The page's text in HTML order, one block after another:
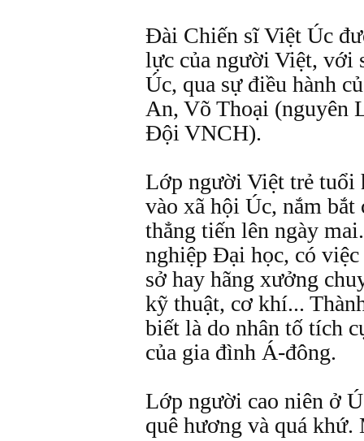
Đài Chiến sĩ Việt Úc
lực của người Việt, với
Úc, qua sự điều hành
An, Võ Thoại (nguyên
Đội VNCH).
Lớp người Việt trẻ tuổi
vào xã hội Úc, nắm
thẳng tiến lên ngày
nghiệp Đại học, có
sở hay hãng xưởng
kỹ thuật, cơ khí...
biết là do nhân tố tích
của gia đình Á-đông.
Lớp người cao niên ở
quê hương và quá